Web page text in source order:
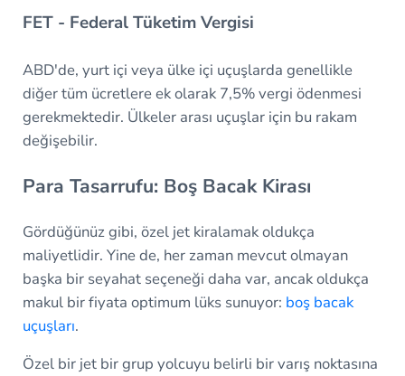
FET - Federal Tüketim Vergisi
ABD'de, yurt içi veya ülke içi uçuşlarda genellikle
diğer tüm ücretlere ek olarak 7,5% vergi ödenmesi
gerekmektedir. Ülkeler arası uçuşlar için bu rakam
değişebilir.
Para Tasarrufu: Boş Bacak Kirası
Gördüğünüz gibi, özel jet kiralamak oldukça
maliyetlidir. Yine de, her zaman mevcut olmayan
başka bir seyahat seçeneği daha var, ancak oldukça
makul bir fiyata optimum lüks sunuyor: boş bacak
uçuşları.
Özel bir jet bir grup yolcuyu belirli bir varış noktasına